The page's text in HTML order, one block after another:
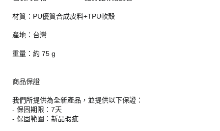
材質：PU優質合成皮料+TPU軟殼
產地：台灣
重量：約 75 g
商品保證
我們所提供為全新產品，並提供以下保證：
- 保固期限：7天
- 保固範圍：新品瑕疵